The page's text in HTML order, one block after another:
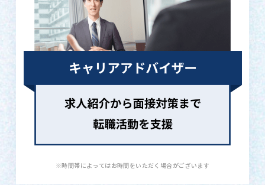
※時間帯によってはお時間をいただく場合がございます